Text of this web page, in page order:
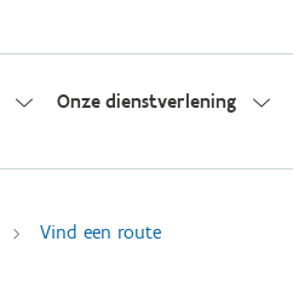
Onze dienstverlening
Vind een route